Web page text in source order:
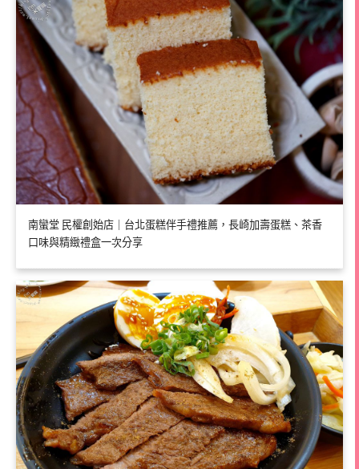
南蠻堂 民權創始店｜台北蛋糕伴手禮推薦，長崎加壽蛋糕、茶香
口味與精緻禮盒一次分享